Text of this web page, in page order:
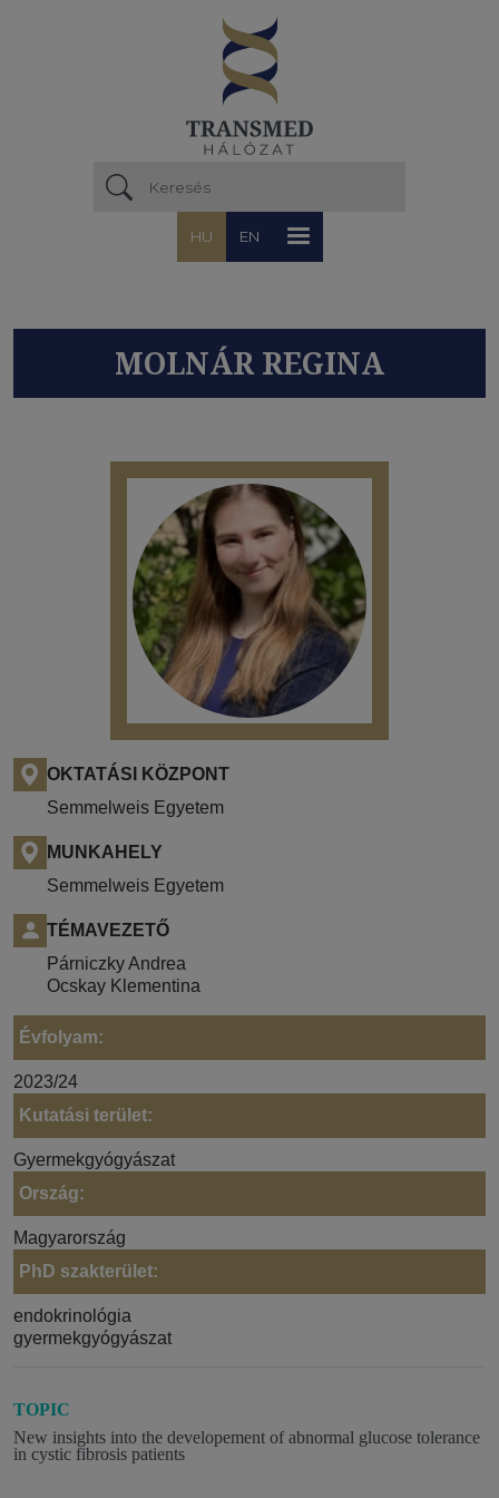
HU EN
MOLNÁR REGINA
OKTATÁSI KÖZPONT
Semmelweis Egyetem
MUNKAHELY
Semmelweis Egyetem
TÉMAVEZETŐ
Párniczky Andrea
Ocskay Klementina
Évfolyam:
2023/24
Kutatási terület:
Gyermekgyógyászat
Ország:
Magyarország
PhD szakterület:
endokrinológia
gyermekgyógyászat
TOPIC
New insights into the developement of abnormal glucose tolerance
in cystic fibrosis patients